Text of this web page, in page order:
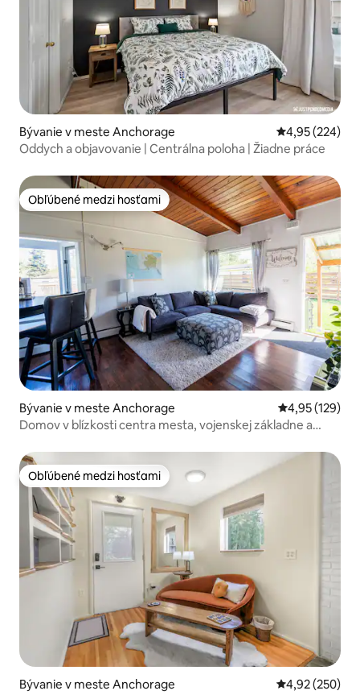
Bývanie v meste Anchorage Priemerné
4,95 (224)
Oddych a objavovanie | Centrálna poloha | Žiadne práce
Obľúbené medzi hosťami
Obľúbené medzi hosťami
Bývanie v meste Anchorage Priemerné
4,95 (129)
Domov v blízkosti centra mesta, vojenskej základne a
Obľúbené medzi hosťami
Obľúbené medzi hosťami
Bývanie v meste Anchorage Priemerné
4,92 (250)